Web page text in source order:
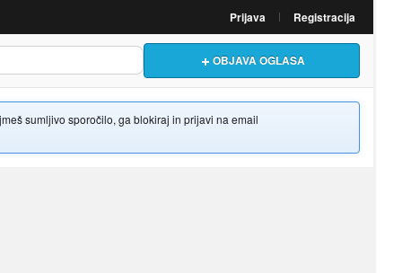
Prijava Registracija
OBJAVA OGLASA
sumljivo sporočilo, ga blokiraj in prijavi na email